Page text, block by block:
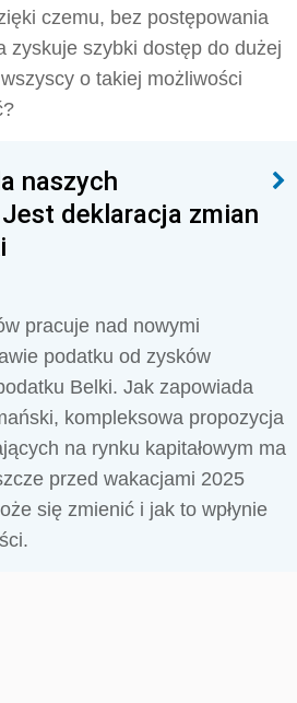
czemu, bez postępowania
zyskuje szybki dostęp do dużej
o takiej możliwości
naszych
deklaracja zmian
pracuje nad nowymi
podatku od zysków
Belki. Jak zapowiada
kompleksowa propozycja
na rynku kapitałowym ma
przed wakacjami 2025
się zmienić i jak to wpłynie